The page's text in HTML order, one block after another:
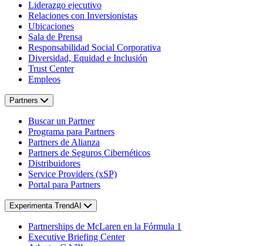
Liderazgo ejecutivo
Relaciones con Inversionistas
Ubicaciones
Sala de Prensa
Responsabilidad Social Corporativa
Diversidad, Equidad e Inclusión
Trust Center
Empleos
Partners
Buscar un Partner
Programa para Partners
Partners de Alianza
Partners de Seguros Cibernéticos
Distribuidores
Service Providers (xSP)
Portal para Partners
Experimenta TrendAI
Partnerships de McLaren en la Fórmula 1
Executive Briefing Center